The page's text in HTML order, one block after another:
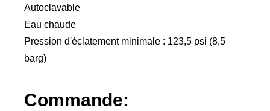
Autoclavable
Eau chaude
Pression d'éclatement minimale : 123,5 psi (8,5
barg)
Commande: